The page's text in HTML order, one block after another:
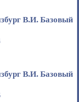
В.И. Базовый
В.И. Базовый